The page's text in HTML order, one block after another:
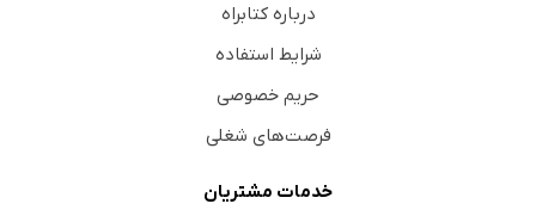
درباره کتابراه
شرایط استفاده
حریم خصوصی
فرصت‌های شغلی
خدمات مشتریان